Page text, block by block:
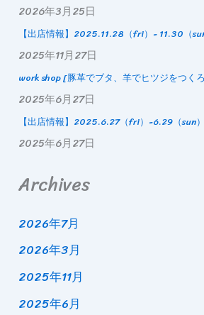
2026年3月25日
【出店情報】2025.11.28（fri）- 11.30（
2025年11月27日
work shop [豚革でブタ、羊でヒツジをつく
2025年6月27日
【出店情報】2025.6.27（fri）-6.29（sun）
2025年6月27日
Archives
2026年7月
2026年3月
2025年11月
2025年6月